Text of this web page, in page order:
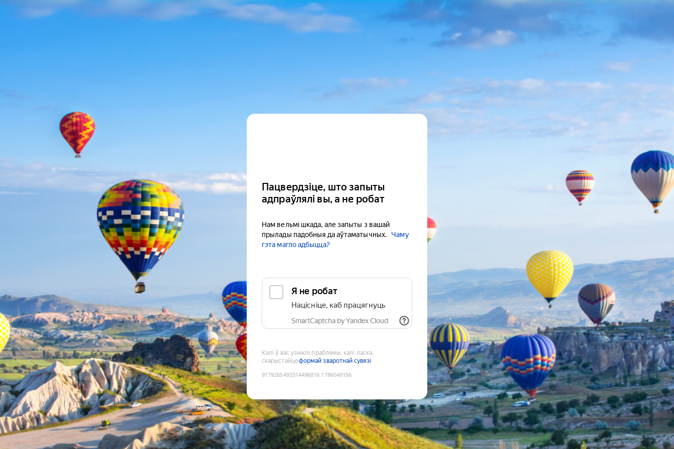
Пацвердзіце, што запыты
адпраўлялі вы, а не робат
Нам вельмі шкада, але запыты з вашай
прылады падобныя да аўтаматычных.
Чаму
гэта магло адбыцца?
Я не робат
Націсніце, каб працягнуць
SmartCaptcha by Yandex Cloud
Калі ў вас узніклі праблемы, калі ласка,
скарыстайцеформай зваротнай сувязі
9179265493314496816:1786049156